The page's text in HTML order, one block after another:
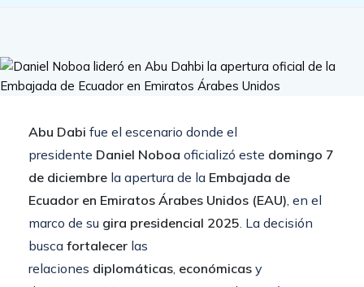
Abu Dabi fue el escenario donde el
presidente Daniel Noboa oficializó este domingo 7
de diciembre la apertura de la Embajada de
Ecuador en Emiratos Árabes Unidos (EAU), en el
marco de su gira presidencial 2025. La decisión
busca fortalecer las
relaciones diplomáticas, económicas y